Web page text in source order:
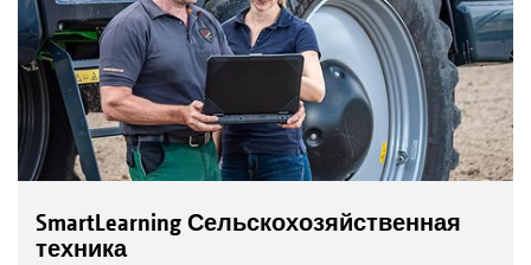
SmartLearning Сельскохозяйственная
техника